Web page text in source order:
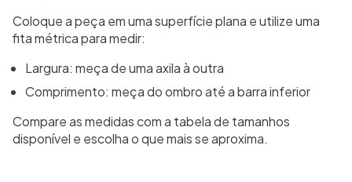
Coloque a peça em uma superfície plana e utilize uma
fita métrica para medir:
Largura: meça de uma axila à outra
Comprimento: meça do ombro até a barra inferior
Compare as medidas com a tabela de tamanhos
disponível e escolha o que mais se aproxima.